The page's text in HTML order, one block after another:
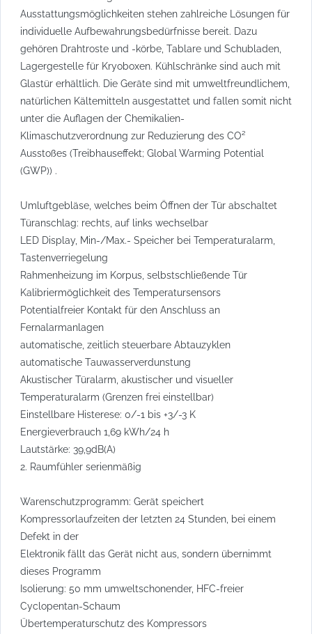
Ausstattungsmöglichkeiten stehen zahlreiche Lösungen für
individuelle Aufbewahrungsbedürfnisse bereit. Dazu
gehören Drahtroste und -körbe, Tablare und Schubladen,
Lagergestelle für Kryoboxen. Kühlschränke sind auch mit
Glastür erhältlich. Die Geräte sind mit umweltfreundlichem,
natürlichen Kältemitteln ausgestattet und fallen somit nicht
unter die Auflagen der Chemikalien-
Klimaschutzverordnung zur Reduzierung des CO²
Ausstoßes (Treibhauseffekt; Global Warming Potential
(GWP)) .
Umluftgebläse, welches beim Öffnen der Tür abschaltet
Türanschlag: rechts, auf links wechselbar
LED Display, Min-/Max.- Speicher bei Temperaturalarm,
Tastenverriegelung
Rahmenheizung im Korpus, selbstschließende Tür
Kalibriermöglichkeit des Temperatursensors
Potentialfreier Kontakt für den Anschluss an
Fernalarmanlagen
automatische, zeitlich steuerbare Abtauzyklen
automatische Tauwasserverdunstung
Akustischer Türalarm, akustischer und visueller
Temperaturalarm (Grenzen frei einstellbar)
Einstellbare Histerese: 0/-1 bis +3/-3 K
Energieverbrauch 1,69 kWh/24 h
Lautstärke: 39,9dB(A)
2. Raumfühler serienmäßig
Warenschutzprogramm: Gerät speichert
Kompressorlaufzeiten der letzten 24 Stunden, bei einem
Defekt in der
Elektronik fällt das Gerät nicht aus, sondern übernimmt
dieses Programm
Isolierung: 50 mm umweltschonender, HFC-freier
Cyclopentan-Schaum
Übertemperaturschutz des Kompressors